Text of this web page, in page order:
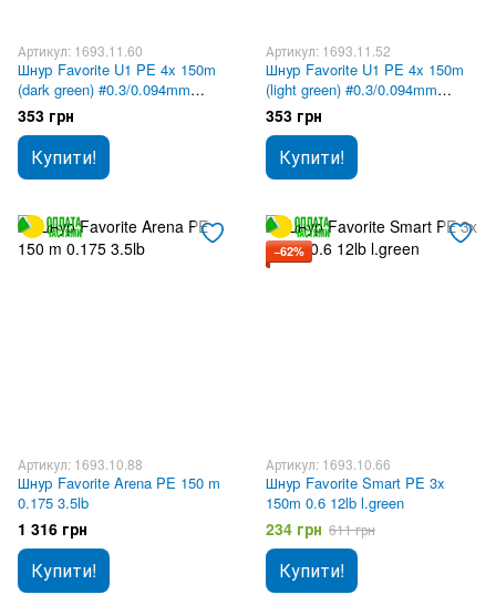
Артикул: 1693.11.60
Шнур Favorite U1 PE 4x 150m
(dark green) #0.3/0.094mm
4lb/1.8kg
353 грн
Купити!
Артикул: 1693.11.52
Шнур Favorite U1 PE 4x 150m
(light green) #0.3/0.094mm
4lb/1.8kg
353 грн
Купити!
Артикул: 1693.10.88
Шнур Favorite Arena PE 150 m
0.175 3.5lb
1 316 грн
Купити!
−62%
Артикул: 1693.10.66
Шнур Favorite Smart PE 3x
150m 0.6 12lb l.green
234 грн 611 грн
Купити!